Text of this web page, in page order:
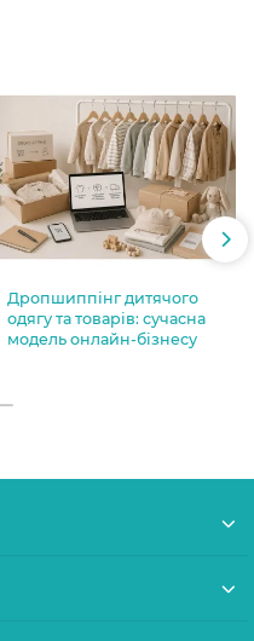
Дропшиппінг дитячого
одягу та товарів: сучасна
модель онлайн-бізнесу